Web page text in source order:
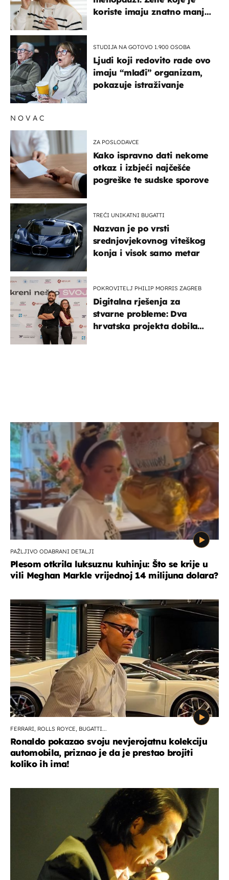
koriste imaju znatno manji
STUDIJA NA GOTOVO 1.900 OSOBA
Ljudi koji redovito rade ovo
imaju “mlađi” organizam,
pokazuje istraživanje
NOVAC
ZA POSLODAVCE
Kako ispravno dati nekome
otkaz i izbjeći najčešće
pogreške te sudske sporove
TREĆI UNIKATNI BUGATTI
Nazvan je po vrsti
srednjovjekovnog viteškog
konja i visok samo metar
POKROVITELJ PHILIP MORRIS ZAGREB
Digitalna rješenja za
stvarne probleme: Dva
hrvatska projekta dobila
PAŽLJIVO ODABRANI DETALJI
Plesom otkrila luksuznu kuhinju: Što se krije u
vili Meghan Markle vrijednoj 14 milijuna dolara?
FERRARI, ROLLS ROYCE, BUGATTI...
Ronaldo pokazao svoju nevjerojatnu kolekciju
automobila, priznao je da je prestao brojiti
koliko ih ima!